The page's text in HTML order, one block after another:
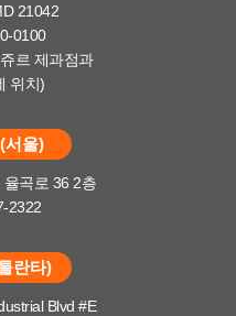
21042
0100
르 제과점과
위치)
서울)
곡로 36 2층
2322
란타)
Blvd #E